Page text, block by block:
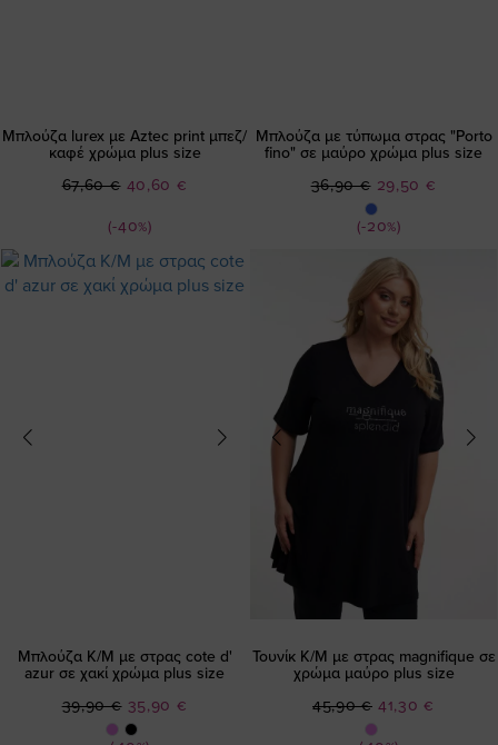
Μπλούζα lurex με Aztec print μπεζ/
καφέ χρώμα plus size
(-40%)
Ειδική
40,60 €
67,60 €
Μπλούζα με τύπωμα στρας "Porto
fino" σε μαύρο χρώμα plus size
(-20%)
Ειδική
Τιμή
29,50 €
36,90 €
Μπλούζα Κ/Μ με στρας cote d'
azur σε χακί χρώμα plus size
Ειδική
Τιμή
35,90 €
39,90 €
Τουνίκ Κ/Μ με στρας magnifique σε
χρώμα μαύρο plus size
Ειδική
41,30 €
45,90 €